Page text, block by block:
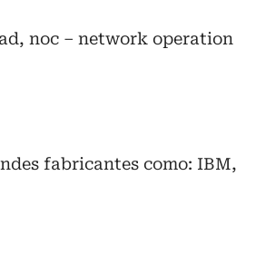
noc – network operation
fabricantes como: IBM,